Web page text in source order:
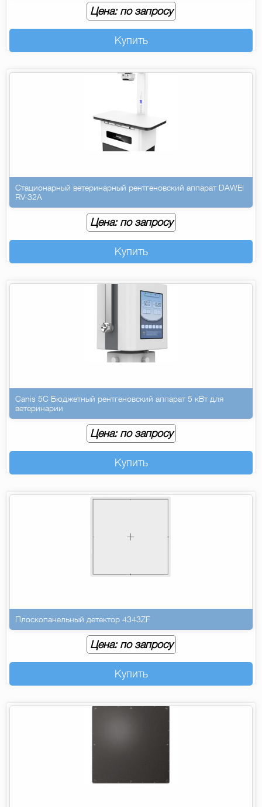
Цена: по запросу
Купить
Стационарный ветеринарный рентгеновский аппарат DAWEI
RV-32A
Цена: по запросу
Купить
Canis 5C Бюджетный рентгеновский аппарат 5 кВт для
ветеринарии
Цена: по запросу
Купить
Плоскопанельный детектор 4343ZF
Цена: по запросу
Купить